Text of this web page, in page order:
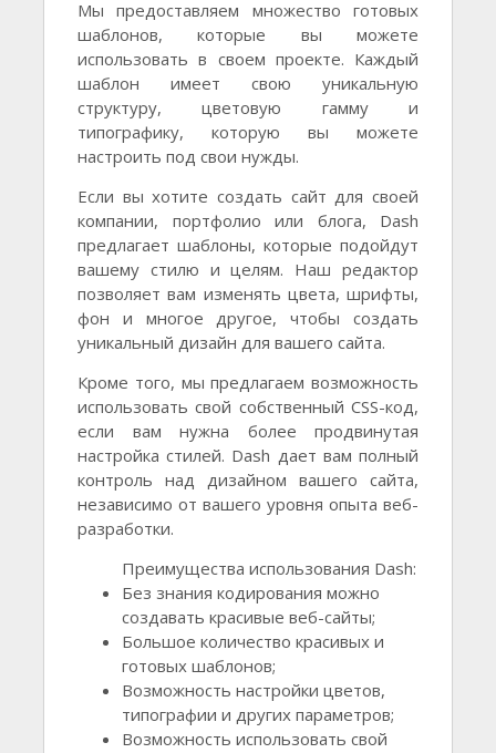
Мы предоставляем множество готовых
шаблонов, которые вы можете
использовать в своем проекте. Каждый
шаблон имеет свою уникальную
структуру, цветовую гамму и
типографику, которую вы можете
настроить под свои нужды.
Если вы хотите создать сайт для своей
компании, портфолио или блога, Dash
предлагает шаблоны, которые подойдут
вашему стилю и целям. Наш редактор
позволяет вам изменять цвета, шрифты,
фон и многое другое, чтобы создать
уникальный дизайн для вашего сайта.
Кроме того, мы предлагаем возможность
использовать свой собственный CSS-код,
если вам нужна более продвинутая
настройка стилей. Dash дает вам полный
контроль над дизайном вашего сайта,
независимо от вашего уровня опыта веб-
разработки.
Преимущества использования Dash:
Без знания кодирования можно
создавать красивые веб-сайты;
Большое количество красивых и
готовых шаблонов;
Возможность настройки цветов,
типографии и других параметров;
Возможность использовать свой